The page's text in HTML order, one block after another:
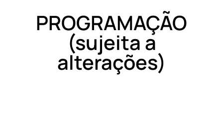
PROGRAMAÇÃO
(sujeita a
alterações)